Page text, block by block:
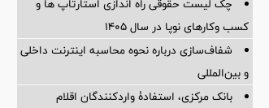
کسب وکارهای نوپا در سال ۱۴۰۵
شفاف‌سازی درباره نحوه محاسبه اینترنت داخلی
و بین‌المللی
بانک مرکزی، استفادۀ واردکنندگان اقلام